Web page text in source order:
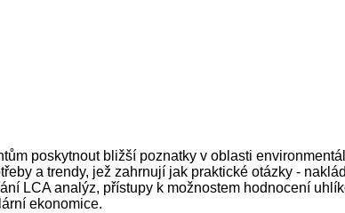
poskytnout bližší poznatky v oblasti
a trendy, jež zahrnují jak praktické otázky -
LCA analýz, přístupy k možnostem hodnocení
ekonomice.